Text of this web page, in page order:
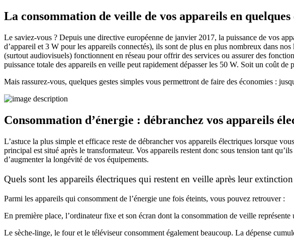
La consommation de veille de vos appareils en
Le saviez-vous ? Depuis une directive européenne de janvier 2017, la puissance de vos
d’appareil et 3 W pour les appareils connectés), ils sont de plus en plus nombreux dans
(surtout audiovisuels) fonctionnent en réseau pour offrir des services ou assurer des
puissance totale des appareils en veille peut rapidement dépasser les 50 W. Soit un coût de
Mais rassurez-vous, quelques gestes simples vous permettront de faire des économies :
Consommation d’énergie : débranchez vos appareils
L’astuce la plus simple et efficace reste de débrancher vos appareils électriques lorsque
principal est situé après le transformateur. Vos appareils restent donc sous tension tant
d’augmenter la longévité de vos équipements.
Quels sont les appareils électriques qui restent en veille après leur
Parmi les appareils qui consomment de l’énergie une fois éteints, vous pouvez retrouver :
En première place, l’ordinateur fixe et son écran dont la consommation de veille représente
Le sèche-linge, le four et le téléviseur consomment également beaucoup. La dépense